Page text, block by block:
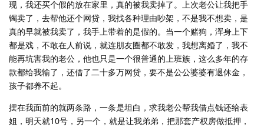
现，我还买个假的放在家里，真的被我卖掉了。上次老公让我把手
镯卖了，去帮他还个网贷，我找各种理由吵架，不是我不想卖，是
真的早就被我卖了，我手上带着的是假的。当一个赌狗，浑身上下
都是戏，不敢在人前说，就连朋友圈都不敢发，我想离婚了，我不
能再坑害我的老公，他也只是一个很普通的上班族，这么多年的存
款都给我输了，还借了二十多万网贷，要不是公公婆婆有退休金，
孩子都养不起。
摆在我面前的就两条路，一条是坦白，求我老公帮我借点钱还给表
姐，明天就10号，另一个，就是让我弟弟，把那套产权房做抵押，